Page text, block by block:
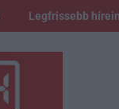
Legfrissebb